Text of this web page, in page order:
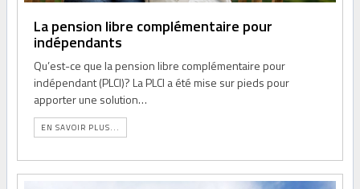
La pension libre complémentaire pour
indépendants
Qu’est-ce que la pension libre complémentaire pour
indépendant (PLCI)? La PLCI a été mise sur pieds pour
apporter une solution…
EN SAVOIR PLUS...